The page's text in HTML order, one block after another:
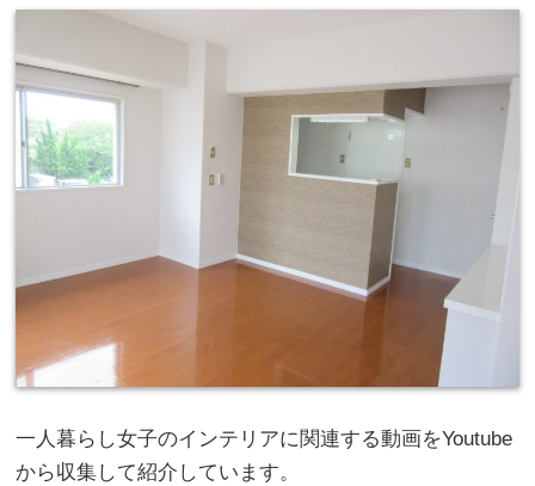
一人暮らし女子のインテリアに関連する動画をYoutube
から収集して紹介しています。